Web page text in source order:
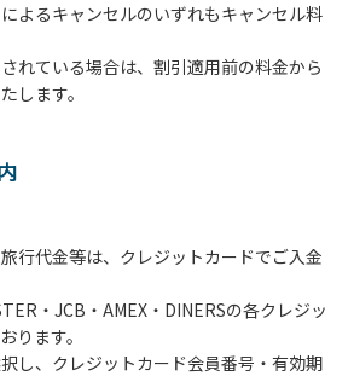
りますのでご利用ください。ただし、
せん。
、車のエンジンを停止してください。
10㎞/h以下です。
。
いただきます。
よるキャンセルのいずれもキャンセル料
れている場合は、割引適用前の料金から
します。
行代金等は、クレジットカードでご入金
・JCB・AMEX・DINERSの各クレジッ
ります。
し、クレジットカード会員番号・有効期